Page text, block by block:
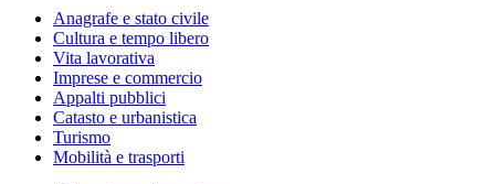
Anagrafe e stato civile
Cultura e tempo libero
Vita lavorativa
Imprese e commercio
Appalti pubblici
Catasto e urbanistica
Turismo
Mobilità e trasporti